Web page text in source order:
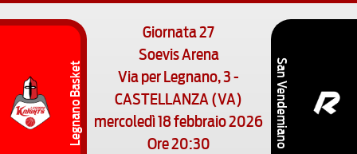
Legnano Basket
Giornata 27
Soevis Arena
Via per Legnano, 3 -
CASTELLANZA (VA)
mercoledì 18 febbraio 2026
Ore 20:30
San Vendemiano